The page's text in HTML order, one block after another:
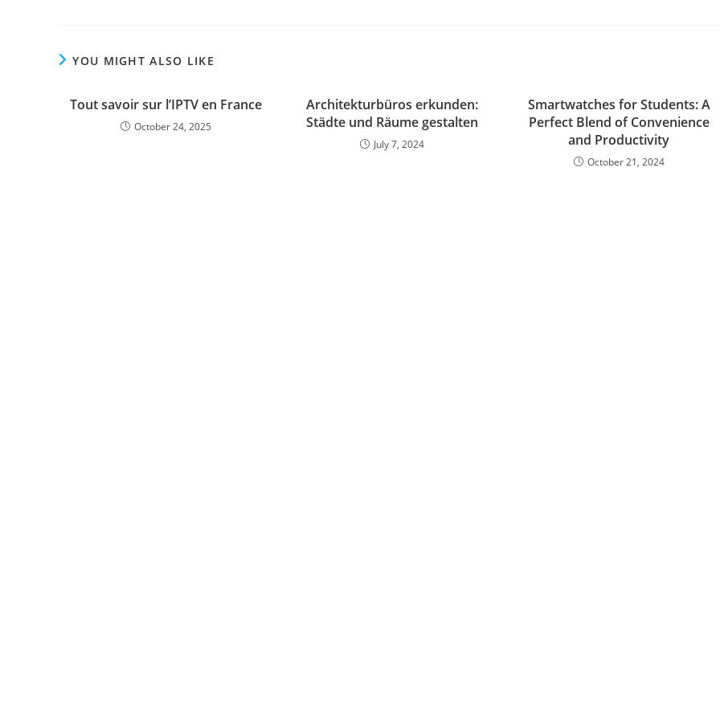
YOU MIGHT ALSO LIKE
Tout savoir sur l’IPTV en France
October 24, 2025
Architekturbüros erkunden:
Städte und Räume gestalten
July 7, 2024
Smartwatches for Students: A
Perfect Blend of Convenience
and Productivity
October 21, 2024